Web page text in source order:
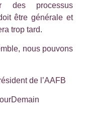
des processus
être générale et
trop tard.
nous pouvons
de l’AAFB